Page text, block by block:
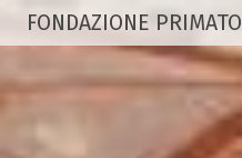
FONDAZIONE PRIMATO